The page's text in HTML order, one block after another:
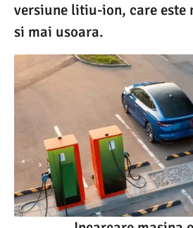
versiune litiu-ion, care este
si mai usoara.